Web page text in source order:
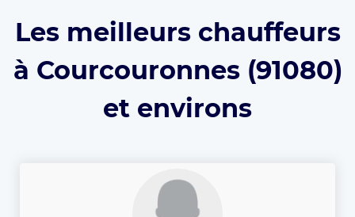
Les meilleurs chauffeurs
à Courcouronnes (91080)
et environs